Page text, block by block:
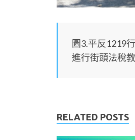
圖3.平反1219
進行街頭法稅
RELATED POSTS